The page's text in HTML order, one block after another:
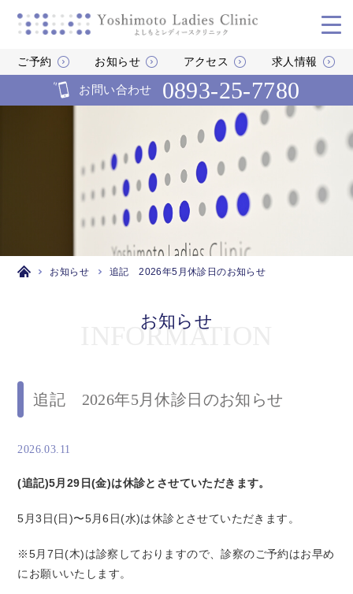
ご予約 お知らせ アクセス 求人情報
お問い合わせ 0893-25-7780
お知らせ 追記 2026年5月休診日のお知らせ
お知らせ
INFORMATION
追記 2026年5月休診日のお知らせ
2026.03.11
(追記)5月29日(金)は休診とさせていただきます。
5月3日(日)〜5月6日(水)は休診とさせていただきます。
※5月7日(木)は診察しておりますので、診察のご予約はお早め
にお願いいたします。